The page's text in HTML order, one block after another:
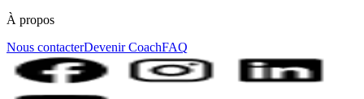
À propos
Nous contacterDevenir CoachFAQ